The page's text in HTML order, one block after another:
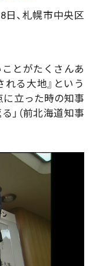
、札幌市中央区
ことがたくさんあ
れる大地』という
に立った時の知事
」（前北海道知事